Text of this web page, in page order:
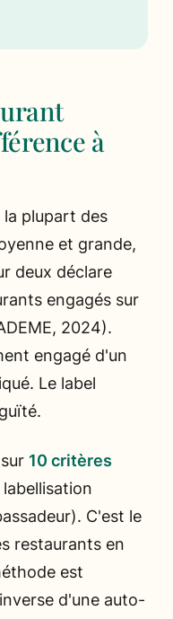
à
plupart des
et grande,
deux déclare
engagés sur
2024).
engagé d'un
Le label
10 critères
C'est le
restaurants en
est
d'une auto-